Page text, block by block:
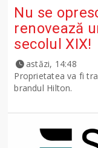
Nu se
renovează
secolul XIX!
astăzi, 14:48
Proprietatea va fi
brandul Hilton.